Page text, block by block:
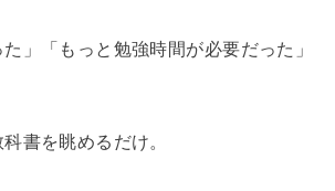
た」「もっと勉強時間が必要だった」
書を眺めるだけ。